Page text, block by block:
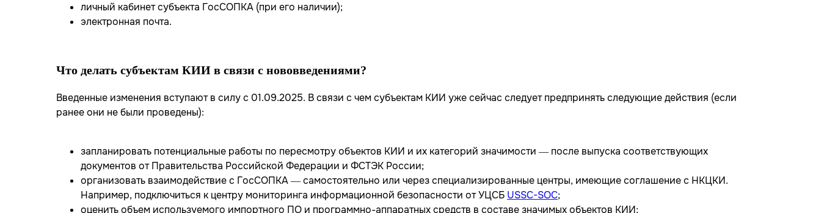
личный кабинет субъекта ГосСОПКА (при его наличии);
электронная почта.
Что делать субъектам КИИ в связи с нововведениями?
Введенные изменения вступают в силу с 01.09.2025. В связи с чем субъектам КИИ уже сейчас следует предпринять следующие действия (если
ранее они не были проведены):
запланировать потенциальные работы по пересмотру объектов КИИ и их категорий значимости — после выпуска соответствующих
документов от Правительства Российской Федерации и ФСТЭК России;
организовать взаимодействие с ГосСОПКА — самостоятельно или через специализированные центры, имеющие соглашение с НКЦКИ.
Например, подключиться к центру мониторинга информационной безопасности от УЦСБ USSC-SOC;
оценить объем используемого импортного ПО и программно-аппаратных средств в составе значимых объектов КИИ;